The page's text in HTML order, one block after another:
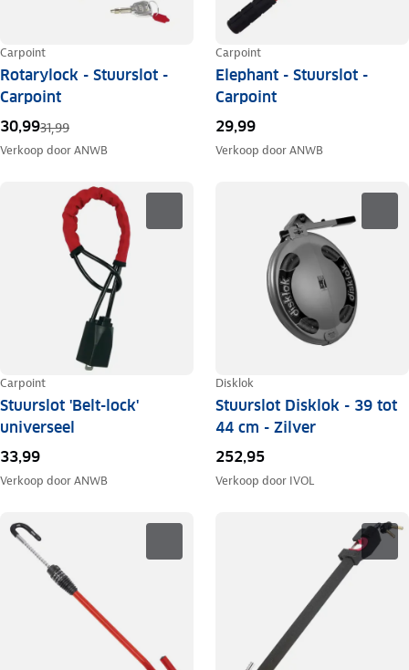
Carpoint
Rotarylock - Stuurslot -
Carpoint
30,9931,99
Verkoop doorANWB
Carpoint
Elephant - Stuurslot -
Carpoint
29,99
Verkoop doorANWB
Carpoint
Stuurslot 'Belt-lock'
universeel
33,99
Verkoop doorANWB
Disklok
Stuurslot Disklok - 39 tot
44 cm - Zilver
252,95
Verkoop door IVOL